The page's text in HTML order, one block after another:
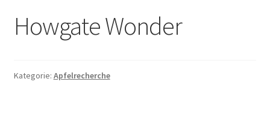
Howgate Wonder
Kategorie: Apfelrecherche